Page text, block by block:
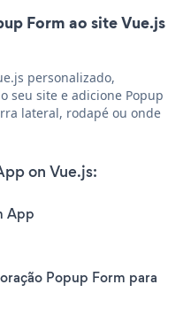
Form ao site Vue.js
personalizado,
seu site e adicione Popup
lateral, rodapé ou onde
on Vue.js:
App
Popup Form para